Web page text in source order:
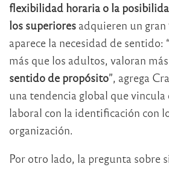
flexibilidad horaria o la
los superiores adquieren un gran
aparece la necesidad de sentido:
más que los adultos, valoran
sentido de propósito”, agrega
una tendencia global que
laboral con la identificación con
organización.
Por otro lado, la pregunta sobre